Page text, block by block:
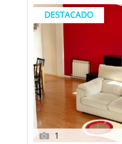
DESTACADO
1